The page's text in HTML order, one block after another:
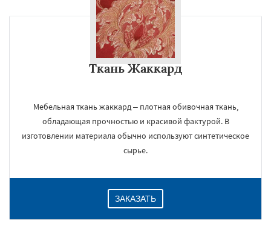
Ткань Жаккард
Мебельная ткань жаккард – плотная обивочная ткань,
обладающая прочностью и красивой фактурой. В
изготовлении материала обычно используют синтетическое
сырье.
ЗАКАЗАТЬ